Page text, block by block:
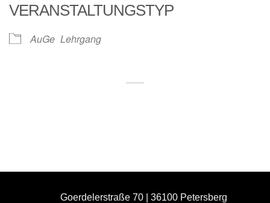
VERANSTALTUNGSTYP
AuGe Lehrgang
Goerdelerstraße 70 | 36100 Petersberg